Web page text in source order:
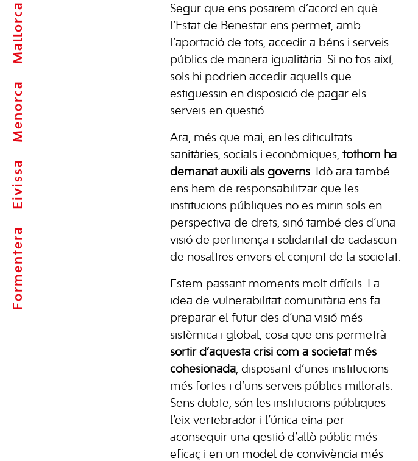
Formentera
Eivissa
Menorca
Mallorca
Segur que ens posarem d’acord en què
l’Estat de Benestar ens permet, amb
l’aportació de tots, accedir a béns i serveis
públics de manera igualitària. Si no fos així,
sols hi podrien accedir aquells que
estiguessin en disposició de pagar els
serveis en qüestió.
Ara, més que mai, en les dificultats
sanitàries, socials i econòmiques, tothom ha
demanat auxili als governs. Idò ara també
ens hem de responsabilitzar que les
institucions públiques no es mirin sols en
perspectiva de drets, sinó també des d’una
visió de pertinença i solidaritat de cadascun
de nosaltres envers el conjunt de la societat.
Estem passant moments molt difícils. La
idea de vulnerabilitat comunitària ens fa
preparar el futur des d’una visió més
sistèmica i global, cosa que ens permetrà
sortir d’aquesta crisi com a societat més
cohesionada, disposant d’unes institucions
més fortes i d’uns serveis públics millorats.
Sens dubte, són les institucions públiques
l’eix vertebrador i l’única eina per
aconseguir una gestió d’allò públic més
eficaç i en un model de convivència més